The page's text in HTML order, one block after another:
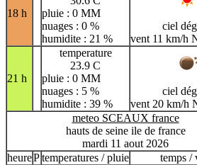
18 h
pluie : 0 MM
nuages : 0 %
humidite : 21 %
ciel
vent 11 km/h
21 h
temperature
23.9 C
pluie : 0 MM
nuages : 5 %
humidite : 39 %
ciel
vent 20 km/h
meteo SCEAUX france
hauts de seine ile de france
mardi 11 aout 2026
heurePtemperatures / pluie temps /